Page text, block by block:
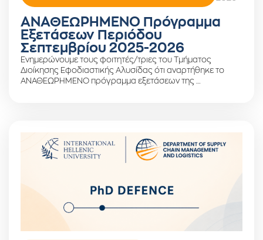
ΑΝΑΘΕΩΡΗΜΕΝΟ Πρόγραμμα
Εξετάσεων Περιόδου
Σεπτεμβρίου 2025-2026
Ενημερώνουμε τους φοιτητές/τριες του Τμήματος
Διοίκησης Εφοδιαστικής Αλυσίδας ότι αναρτήθηκε το
ΑΝΑΘΕΩΡΗΜΕΝΟ πρόγραμμα εξετάσεων της …